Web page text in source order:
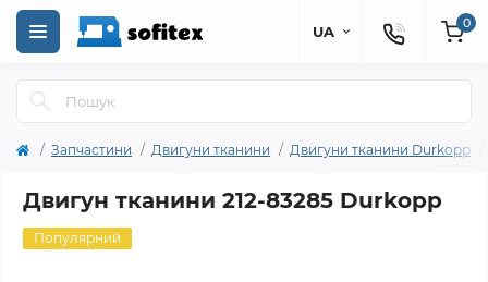
UA 0
Запчастини Двигуни тканини Двигуни тканини Durkopp
Двигун тканини 212-83285 Durkopp
Популярний